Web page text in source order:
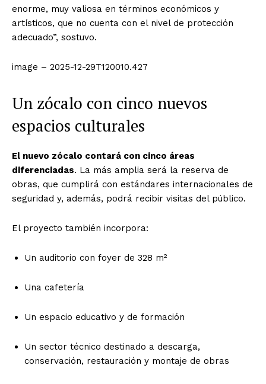
enorme, muy valiosa en términos económicos y
artísticos, que no cuenta con el nivel de protección
adecuado”, sostuvo.
image – 2025-12-29T120010.427
Un zócalo con cinco nuevos
espacios culturales
El nuevo zócalo contará con cinco áreas
diferenciadas. La más amplia será la reserva de
obras, que cumplirá con estándares internacionales de
seguridad y, además, podrá recibir visitas del público.
El proyecto también incorpora:
Un auditorio con foyer de 328 m²
Una cafetería
Un espacio educativo y de formación
Un sector técnico destinado a descarga,
conservación, restauración y montaje de obras